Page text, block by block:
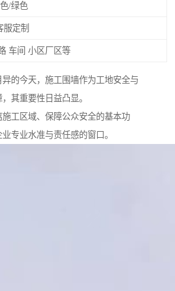
/绿色
服定制
车间 小区厂区等
的今天，施工围墙作为工地安全与
其重要性日益凸显。
工区域、保障公众安全的基本功
专业水准与责任感的窗口。